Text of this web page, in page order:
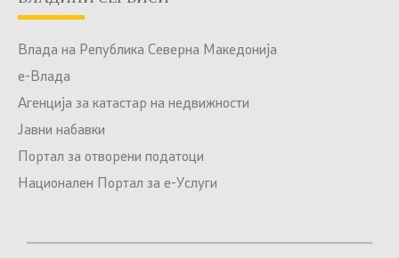
Влада на Република Северна Македонија
е-Влада
Агенција за катастар на недвижности
Јавни набавки
Портал за отворени податоци
Национален Портал за е-Услуги